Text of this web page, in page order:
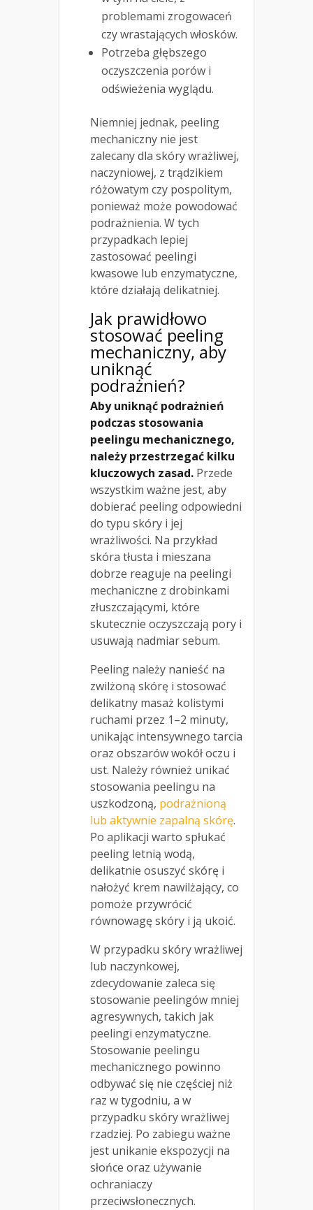
problemami zrogowaceń
czy wrastających włosków.
Potrzeba głębszego
oczyszczenia porów i
odświeżenia wyglądu.
Niemniej jednak, peeling
mechaniczny nie jest
zalecany dla skóry wrażliwej,
naczyniowej, z trądzikiem
różowatym czy pospolitym,
ponieważ może powodować
podrażnienia. W tych
przypadkach lepiej
zastosować peelingi
kwasowe lub enzymatyczne,
które działają delikatniej.
Jak prawidłowo
stosować peeling
mechaniczny, aby
uniknąć
podrażnień?
Aby uniknąć podrażnień
podczas stosowania
peelingu mechanicznego,
należy przestrzegać kilku
kluczowych zasad. Przede
wszystkim ważne jest, aby
dobierać peeling odpowiedni
do typu skóry i jej
wrażliwości. Na przykład
skóra tłusta i mieszana
dobrze reaguje na peelingi
mechaniczne z drobinkami
złuszczającymi, które
skutecznie oczyszczają pory i
usuwają nadmiar sebum.
Peeling należy nanieść na
zwilżoną skórę i stosować
delikatny masaż kolistymi
ruchami przez 1–2 minuty,
unikając intensywnego tarcia
oraz obszarów wokół oczu i
ust. Należy również unikać
stosowania peelingu na
uszkodzoną, podrażnioną
lub aktywnie zapalną skórę.
Po aplikacji warto spłukać
peeling letnią wodą,
delikatnie osuszyć skórę i
nałożyć krem nawilżający, co
pomoże przywrócić
równowagę skóry i ją ukoić.
W przypadku skóry wrażliwej
lub naczynkowej,
zdecydowanie zaleca się
stosowanie peelingów mniej
agresywnych, takich jak
peelingi enzymatyczne.
Stosowanie peelingu
mechanicznego powinno
odbywać się nie częściej niż
raz w tygodniu, a w
przypadku skóry wrażliwej
rzadziej. Po zabiegu ważne
jest unikanie ekspozycji na
słońce oraz używanie
ochraniaczy
przeciwsłonecznych.